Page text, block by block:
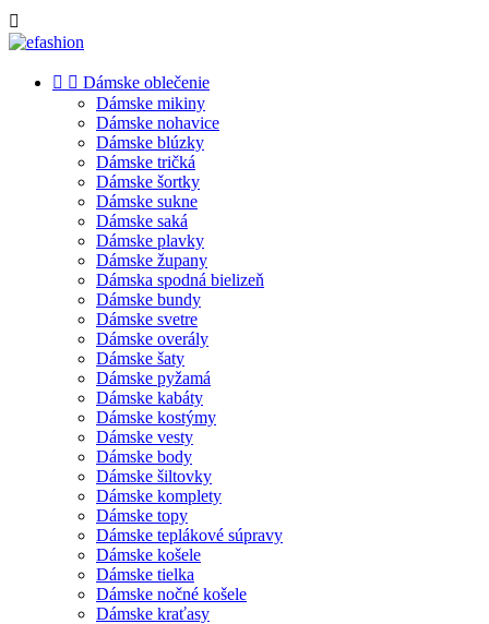

  Dámske oblečenie
Dámske mikiny
Dámske nohavice
Dámske blúzky
Dámske tričká
Dámske šortky
Dámske sukne
Dámske saká
Dámske plavky
Dámske župany
Dámska spodná bielizeň
Dámske bundy
Dámske svetre
Dámske overály
Dámske šaty
Dámske pyžamá
Dámske kabáty
Dámske kostýmy
Dámske vesty
Dámske body
Dámske šiltovky
Dámske komplety
Dámske topy
Dámske teplákové súpravy
Dámske košele
Dámske tielka
Dámske nočné košele
Dámske kraťasy